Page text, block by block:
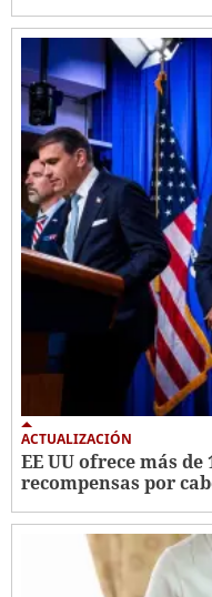
ACTUALIZACIÓN
EE UU ofrece más
recompensas por